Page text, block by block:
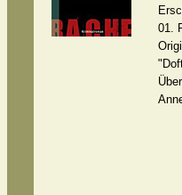
01.